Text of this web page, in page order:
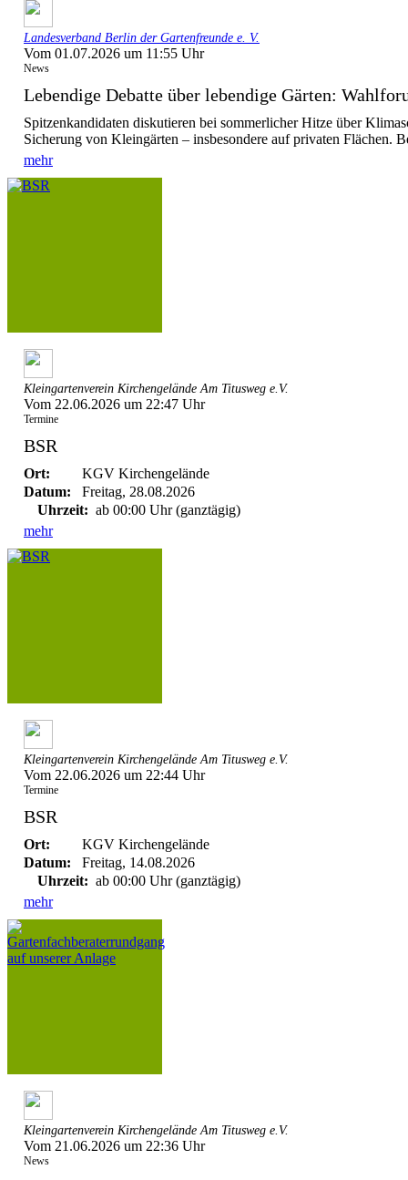
Landesverband Berlin der Gartenfreunde e. V.
Vom 01.07.2026 um 11:55 Uhr
News
Lebendige Debatte über lebendige Gärten:
Spitzenkandidaten diskutieren bei sommerlicher Hitze über
Sicherung von Kleingärten – insbesondere auf privaten Flächen.
mehr
Kleingartenverein Kirchengelände Am Titusweg e.V.
Vom 22.06.2026 um 22:47 Uhr
Termine
BSR
Ort:
KGV Kirchengelände
Datum:
Freitag, 28.08.2026
Uhrzeit: ab 00:00 Uhr (ganztägig)
mehr
Kleingartenverein Kirchengelände Am Titusweg e.V.
Vom 22.06.2026 um 22:44 Uhr
Termine
BSR
Ort:
KGV Kirchengelände
Datum:
Freitag, 14.08.2026
Uhrzeit: ab 00:00 Uhr (ganztägig)
mehr
Kleingartenverein Kirchengelände Am Titusweg e.V.
Vom 21.06.2026 um 22:36 Uhr
News